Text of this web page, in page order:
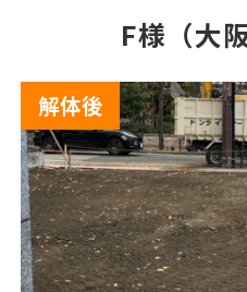
F様（大
解体後